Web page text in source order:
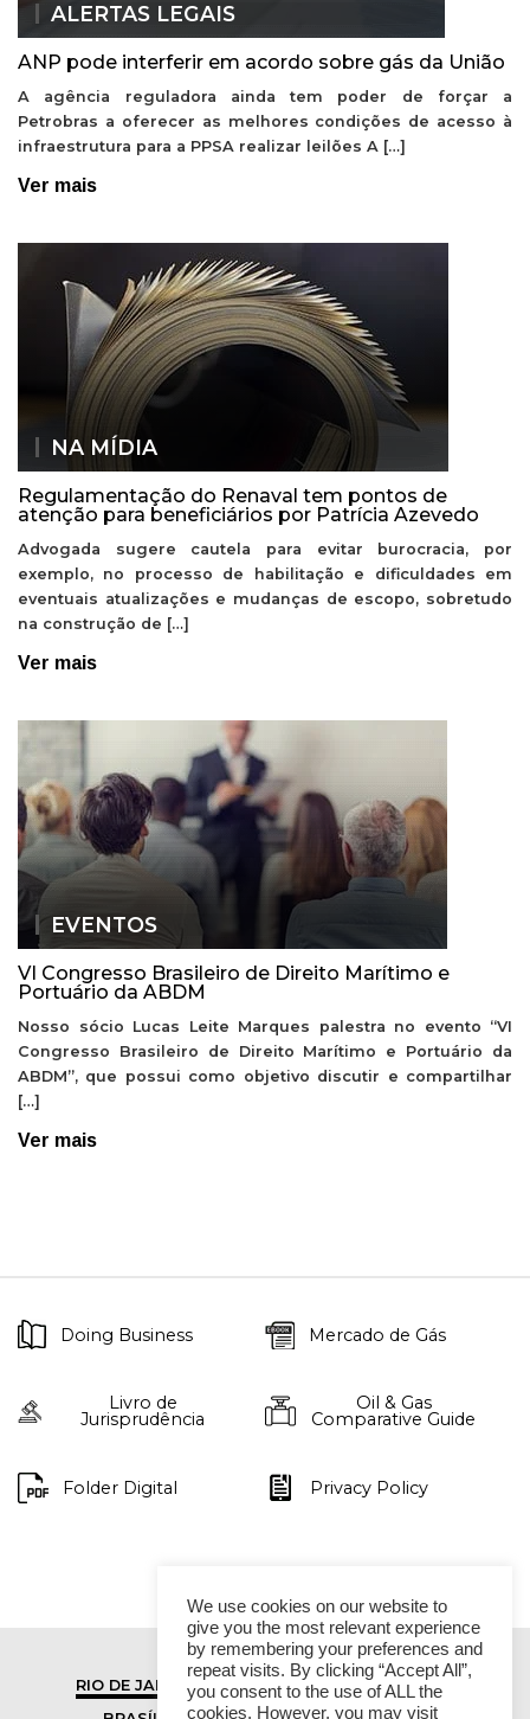
ALERTAS LEGAIS
ANP pode interferir em acordo sobre gás da União
A agência reguladora ainda tem poder de forçar a
Petrobras a oferecer as melhores condições de acesso à
infraestrutura para a PPSA realizar leilões A […]
Ver mais
NA MÍDIA
Regulamentação do Renaval tem pontos de
atenção para beneficiários por Patrícia Azevedo
Advogada sugere cautela para evitar burocracia, por
exemplo, no processo de habilitação e dificuldades em
eventuais atualizações e mudanças de escopo, sobretudo
na construção de […]
Ver mais
EVENTOS
VI Congresso Brasileiro de Direito Marítimo e
Portuário da ABDM
Nosso sócio Lucas Leite Marques palestra no evento “VI
Congresso Brasileiro de Direito Marítimo e Portuário da
ABDM”, que possui como objetivo discutir e compartilhar
[…]
Ver mais
Doing Business Mercado de Gás
Livro de
Jurisprudência
Oil & Gas
Comparative Guide
Folder Digital Privacy Policy
RIO DE JANEIRO
SÃO PAULO
We use cookies on our website to
give you the most relevant experience
by remembering your preferences and
repeat visits. By clicking “Accept All”,
you consent to the use of ALL the
cookies. However, you may visit